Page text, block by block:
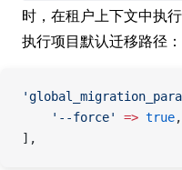
时，在租户上下文中执
执行项目默认迁移路径：
    '--force'
=> true,
],